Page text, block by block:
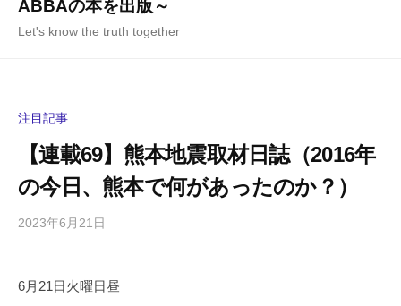
ABBAの本を出版～
Let's know the truth together
注目記事
【連載69】熊本地震取材日誌（2016年
の今日、熊本で何があったのか？）
2023年6月21日
iの
6月21日火曜日昼